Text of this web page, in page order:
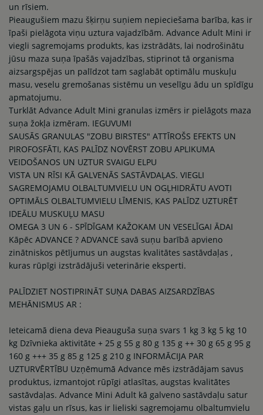
un rīsiem.
Pieaugušiem mazu šķirņu suņiem nepieciešama barība, kas ir
īpaši pielāgota viņu uztura vajadzībām. Advance Adult Mini ir
viegli sagremojams produkts, kas izstrādāts, lai nodrošinātu
jūsu maza suņa īpašās vajadzības, stiprinot tā organisma
aizsargspējas un palīdzot tam saglabāt optimālu muskuļu
masu, veselu gremošanas sistēmu un veselīgu ādu un spīdīgu
apmatojumu.
Turklāt Advance Adult Mini granulas izmērs ir pielāgots maza
suņa žokļa izmēram. IEGUVUMI
SAUSĀS GRANULAS "ZOBU BIRSTES" ATTĪROŠS EFEKTS UN
PIROFOSFĀTI, KAS PALĪDZ NOVĒRST ZOBU APLIKUMA
VEIDOŠANOS UN UZTUR SVAIGU ELPU
VISTA UN RĪSI KĀ GALVENĀS SASTĀVDAĻAS. VIEGLI
SAGREMOJAMU OLBALTUMVIELU UN OGĻHIDRĀTU AVOTI
OPTIMĀLS OLBALTUMVIELU LĪMENIS, KAS PALĪDZ UZTURĒT
IDEĀLU MUSKUĻU MASU
OMEGA 3 UN 6 - SPĪDĪGAM KAŽOKAM UN VESELĪGAI ĀDAI
Kāpēc ADVANCE ? ADVANCE savā suņu barībā apvieno
zinātniskos pētījumus un augstas kvalitātes sastāvdaļas ,
kuras rūpīgi izstrādājuši veterinārie eksperti.
PALĪDZIET NOSTIPRINĀT SUŅA DABAS AIZSARDZĪBAS
MEHĀNISMUS AR :
Ieteicamā diena deva Pieauguša suņa svars 1 kg 3 kg 5 kg 10
kg Dzīvnieka aktivitāte + 25 g 55 g 80 g 135 g ++ 30 g 65 g 95 g
160 g +++ 35 g 85 g 125 g 210 g INFORMĀCIJA PAR
UZTURVĒRTĪBU Uzņēmumā Advance mēs izstrādājam savus
produktus, izmantojot rūpīgi atlasītas, augstas kvalitātes
sastāvdaļas. Advance Mini Adult kā galveno sastāvdaļu satur
vistas gaļu un rīsus, kas ir lieliski sagremojamu olbaltumvielu